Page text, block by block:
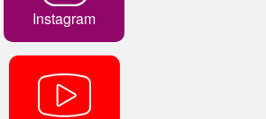
Instagram